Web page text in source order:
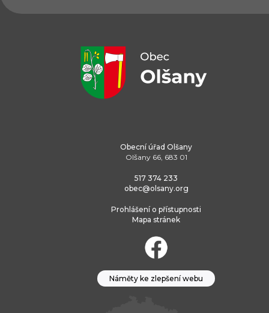
Obecní úřad Olšany
Olšany 66, 683 01
517 374 233
obec@olsany.org
Prohlášení o přístupnosti
Mapa stránek
Náměty ke zlepšení webu